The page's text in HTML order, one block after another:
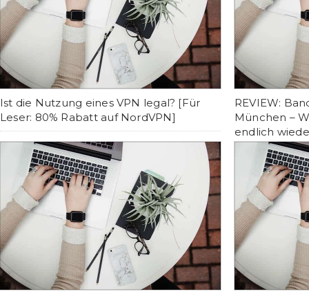
Ist die Nutzung eines VPN legal? [Für
Leser: 80% Rabatt auf NordVPN]
REVIEW:
München –
endlich